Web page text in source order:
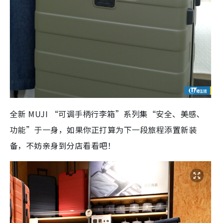
全新 MUJI “可调手柄行李箱”系列集“安全、美感、
功能”于一身，如果你正打算为下一段旅程添置新装
备，不妨亲身到分店看看吧！